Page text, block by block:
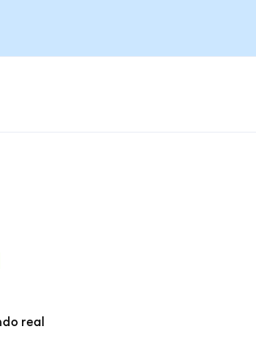
real